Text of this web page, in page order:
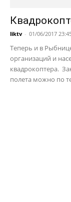
liktv - 01/06/2017
Теперь и в
организаций и
квадрокоптера.
полета можно по